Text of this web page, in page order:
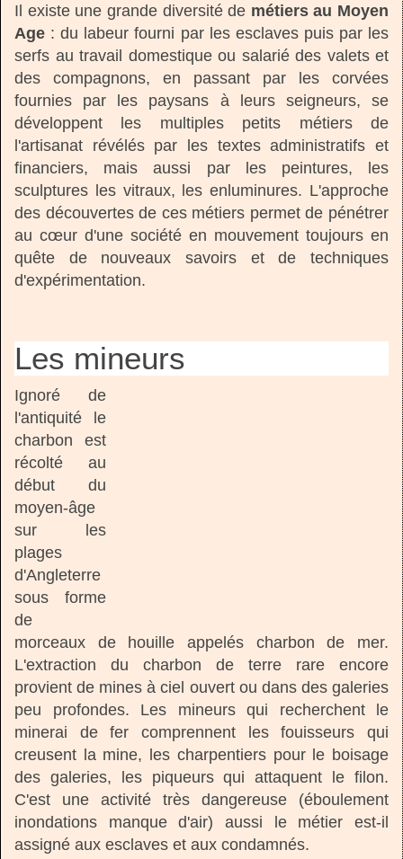
Il existe une grande diversité de métiers au Moyen
Age : du labeur fourni par les esclaves puis par les
serfs au travail domestique ou salarié des valets et
des compagnons, en passant par les corvées
fournies par les paysans à leurs seigneurs, se
développent les multiples petits métiers de
l'artisanat révélés par les textes administratifs et
financiers, mais aussi par les peintures, les
sculptures les vitraux, les enluminures. L'approche
des découvertes de ces métiers permet de pénétrer
au cœur d'une société en mouvement toujours en
quête de nouveaux savoirs et de techniques
d'expérimentation.
Les mineurs
Ignoré de
l'antiquité le
charbon est
récolté au
début du
moyen-âge
sur les
plages
d'Angleterre
sous forme
de
morceaux de houille appelés charbon de mer.
L'extraction du charbon de terre rare encore
provient de mines à ciel ouvert ou dans des galeries
peu profondes. Les mineurs qui recherchent le
minerai de fer comprennent les fouisseurs qui
creusent la mine, les charpentiers pour le boisage
des galeries, les piqueurs qui attaquent le filon.
C'est une activité très dangereuse (éboulement
inondations manque d'air) aussi le métier est-il
assigné aux esclaves et aux condamnés.